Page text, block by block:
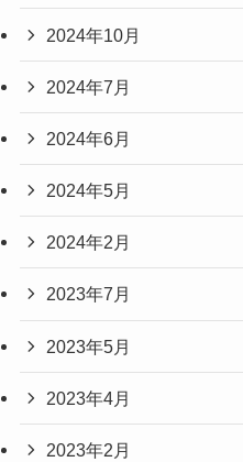
2024年10月
2024年7月
2024年6月
2024年5月
2024年2月
2023年7月
2023年5月
2023年4月
2023年2月